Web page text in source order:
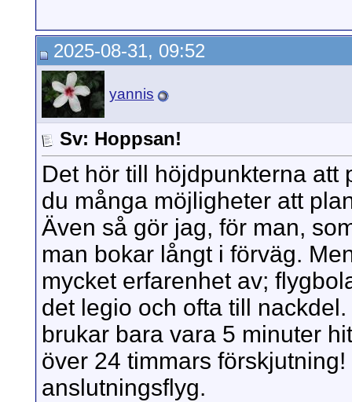
2025-08-31, 09:52
yannis
Sv: Hoppsan!
Det hör till höjdpunkterna att
du många möjligheter att
Även så gör jag, för man,
man bokar långt i förväg.
mycket erfarenhet av;
det legio och ofta till
brukar bara vara 5 minuter
över 24 timmars
anslutningsflyg.